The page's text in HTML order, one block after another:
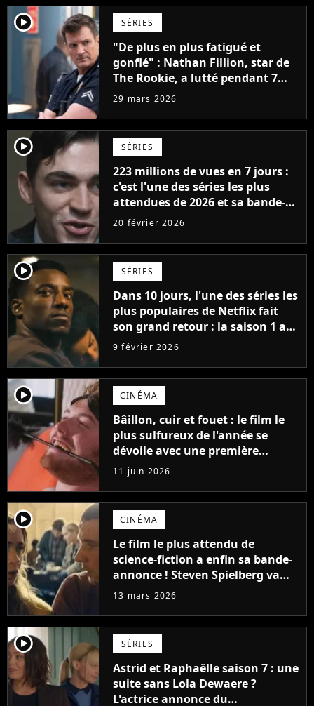
player2 SÉRIES
"De plus en plus fatigué et
gonflé" : Nathan Fillion, star de
The Rookie, a lutté pendant 7
ans avec un rôle qui le détruisait
29 mars 2026
player2 SÉRIES
223 millions de vues en 7 jours :
c'est l'une des séries les plus
attendues de 2026 et sa bande-
annonce bat des records
20 février 2026
player2 SÉRIES
Dans 10 jours, l'une des séries les
plus populaires de Netflix fait
son grand retour : la saison 1 a
cumulé plus de 98 millions de
9 février 2026
player2 CINÉMA
Bâillon, cuir et fouet : le film le
plus sulfureux de l'année se
dévoile avec une première
bande-annonce géniale
11 juin 2026
player2 CINÉMA
Le film le plus attendu de
science-fiction a enfin sa bande-
annonce ! Steven Spielberg va
vous retourner le cerveau et les
exceptionnel"
13 mars 2026
player2 SÉRIES
Astrid et Raphaëlle saison 7 : une
suite sans Lola Dewaere ?
L'actrice annonce du